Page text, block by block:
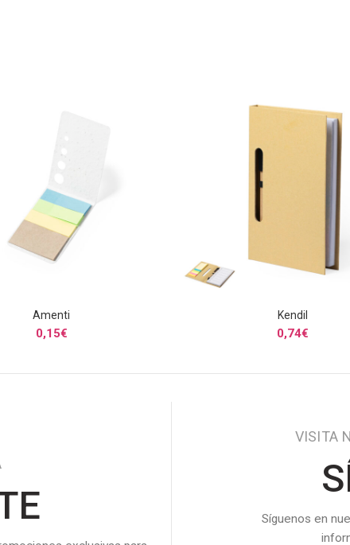
OPCIONES
Amenti
0,15€
SELECCIONAR OPCIONES
Kendil
0,74€
VISITA
Síguenos en